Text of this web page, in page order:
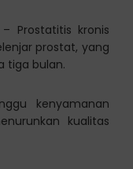
– Prostatitis kronis
prostat, yang
tiga bulan.
kenyamanan
kualitas